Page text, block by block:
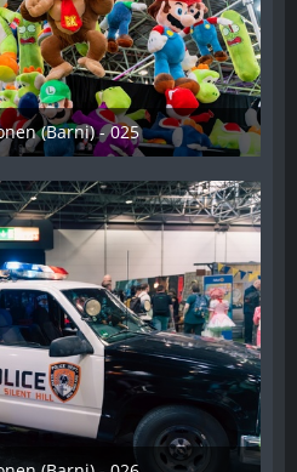
(Barni) - 025